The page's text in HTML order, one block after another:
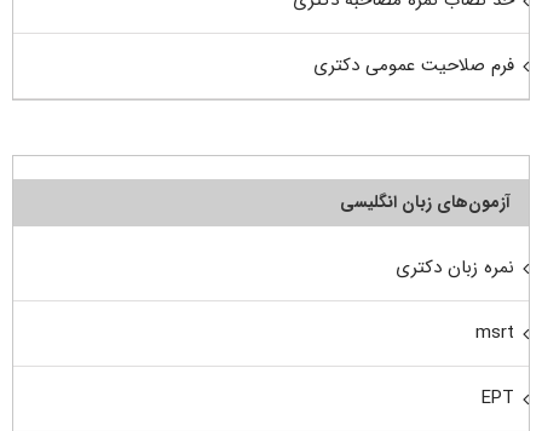
فرم صلاحیت عمومی دکتری
آزمون‌های زبان انگلیسی
نمره زبان دکتری
msrt
EPT